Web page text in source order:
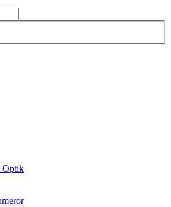
Optik